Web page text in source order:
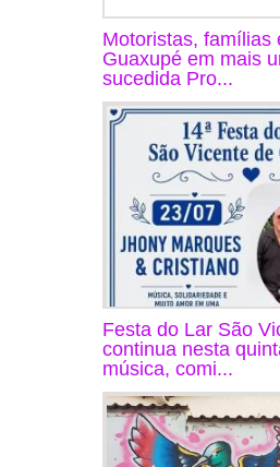
Motoristas, famílias
Guaxupé em mais
sucedida Pro...
Festa do Lar São
continua nesta
música, comi...